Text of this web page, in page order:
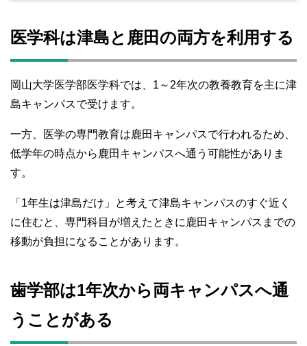
医学科は津島と鹿田の両方を利用する
岡山大学医学部医学科では、1～2年次の教養教育を主に津
島キャンパスで受けます。
一方、医学の専門教育は鹿田キャンパスで行われるため、
低学年の時点から鹿田キャンパスへ通う可能性がありま
す。
「1年生は津島だけ」と考えて津島キャンパスのすぐ近く
に住むと、専門科目が増えたときに鹿田キャンパスまでの
移動が負担になることがあります。
歯学部は1年次から両キャンパスへ通
うことがある